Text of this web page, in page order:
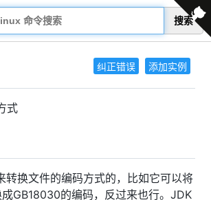
搜索
纠正错误 添加实例
式
转换文件的编码方式的，比如它可以将
GB18030的编码，反过来也行。JDK